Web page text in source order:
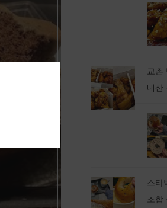
교촌
내산
스타
조합